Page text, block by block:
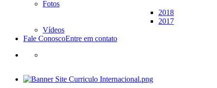
Fotos
2018
2017
Vídeos
Fale ConoscoEntre em contato